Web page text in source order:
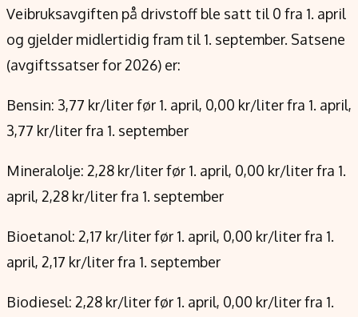
Veibruksavgiften på drivstoff ble satt til 0 fra 1. april
og gjelder midlertidig fram til 1. september. Satsene
(avgiftssatser for 2026) er:
Bensin: 3,77 kr/liter før 1. april, 0,00 kr/liter fra 1. april,
3,77 kr/liter fra 1. september
Mineralolje: 2,28 kr/liter før 1. april, 0,00 kr/liter fra 1.
april, 2,28 kr/liter fra 1. september
Bioetanol: 2,17 kr/liter før 1. april, 0,00 kr/liter fra 1.
april, 2,17 kr/liter fra 1. september
Biodiesel: 2,28 kr/liter før 1. april, 0,00 kr/liter fra 1.